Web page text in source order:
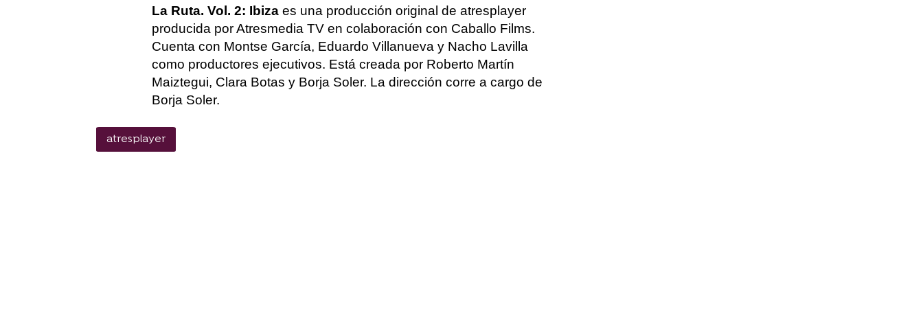
La Ruta. Vol. 2: Ibiza es una producción original de atresplayer
producida por Atresmedia TV en colaboración con Caballo Films.
Cuenta con Montse García, Eduardo Villanueva y Nacho Lavilla
como productores ejecutivos. Está creada por Roberto Martín
Maiztegui, Clara Botas y Borja Soler. La dirección corre a cargo de
Borja Soler.
atresplayer